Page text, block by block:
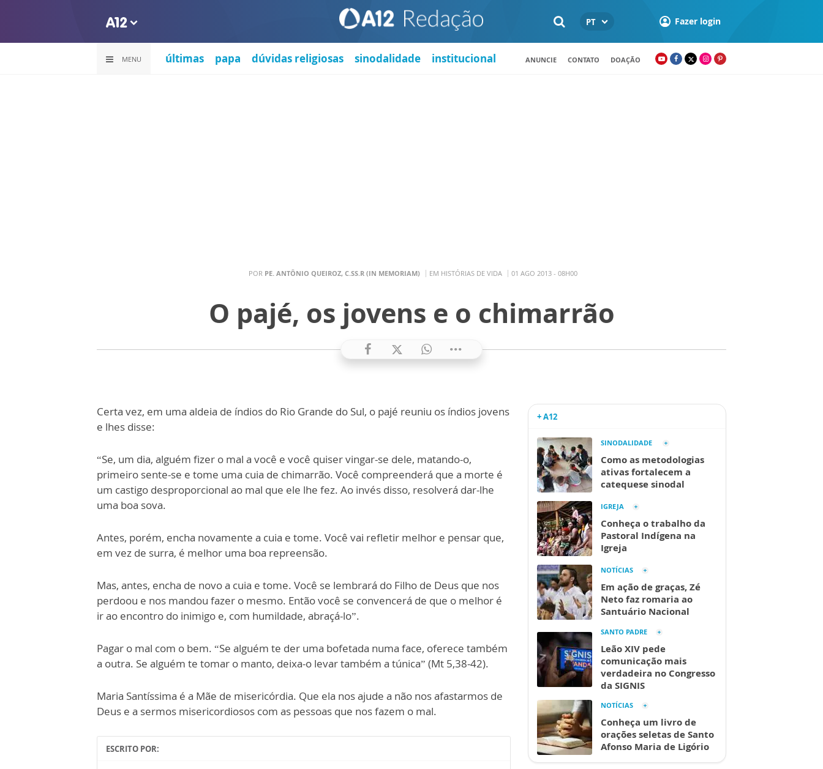
PT Fazer login
MENU últimas papa dúvidas religiosas sinodalidade institucional ANUNCIE CONTATO DOAÇÃO
POR PE. ANTÔNIO QUEIROZ, C.SS.R (IN MEMORIAM) EM HISTÓRIAS DE VIDA 01 AGO 2013 - 08H00
O pajé, os jovens e o chimarrão
Certa vez, em uma aldeia de índios do Rio Grande do Sul, o pajé reuniu os índios jovens
e lhes disse:
“Se, um dia, alguém fizer o mal a você e você quiser vingar-se dele, matando-o,
primeiro sente-se e tome uma cuia de chimarrão. Você compreenderá que a morte é
um castigo desproporcional ao mal que ele lhe fez. Ao invés disso, resolverá dar-lhe
uma boa sova.
Antes, porém, encha novamente a cuia e tome. Você vai refletir melhor e pensar que,
em vez de surra, é melhor uma boa repreensão.
Mas, antes, encha de novo a cuia e tome. Você se lembrará do Filho de Deus que nos
perdoou e nos mandou fazer o mesmo. Então você se convencerá de que o melhor é
ir ao encontro do inimigo e, com humildade, abraçá-lo”.
Pagar o mal com o bem. “Se alguém te der uma bofetada numa face, oferece também
a outra. Se alguém te tomar o manto, deixa-o levar também a túnica” (Mt 5,38-42).
Maria Santíssima é a Mãe de misericórdia. Que ela nos ajude a não nos afastarmos de
Deus e a sermos misericordiosos com as pessoas que nos fazem o mal.
ESCRITO POR:
+ A12
SINODALIDADE
Como as metodologias
ativas fortalecem a
catequese sinodal
IGREJA
Conheça o trabalho da
Pastoral Indígena na
Igreja
NOTÍCIAS
Em ação de graças, Zé
Neto faz romaria ao
Santuário Nacional
SANTO PADRE
Leão XIV pede
comunicação mais
verdadeira no Congresso
da SIGNIS
NOTÍCIAS
Conheça um livro de
orações seletas de Santo
Afonso Maria de Ligório